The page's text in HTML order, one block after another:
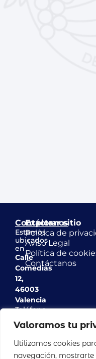
Valoramos tu
Utilizamos cookies
navegación,
Contáctanos
Estamos
ubicados
en
Calle
Comedias
12,
46003
Valencia
Teléfono
517
142
Explorar sitio
Política de
Aviso Legal
Política de
Contáctanos